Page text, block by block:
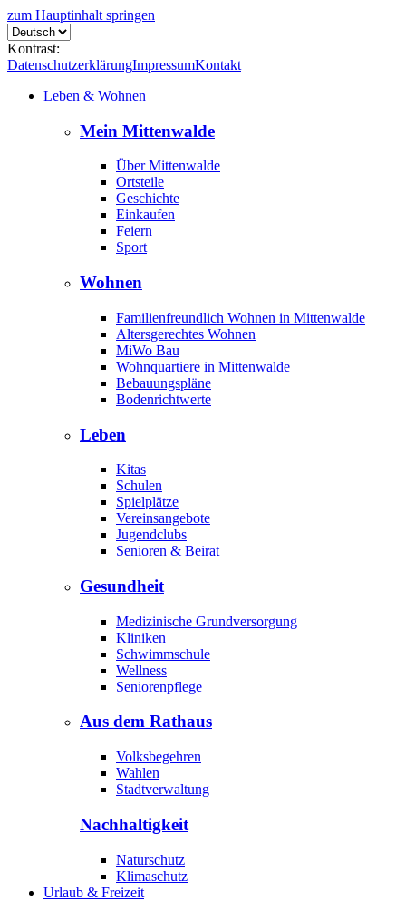
zum Hauptinhalt springen
Kontrast:
DatenschutzerklärungImpressumKontakt
Leben & Wohnen
Mein Mittenwalde
Über Mittenwalde
Ortsteile
Geschichte
Einkaufen
Feiern
Sport
Wohnen
Familienfreundlich Wohnen in Mittenwalde
Altersgerechtes Wohnen
MiWo Bau
Wohnquartiere in Mittenwalde
Bebauungspläne
Bodenrichtwerte
Leben
Kitas
Schulen
Spielplätze
Vereinsangebote
Jugendclubs
Senioren & Beirat
Gesundheit
Medizinische Grundversorgung
Kliniken
Schwimmschule
Wellness
Seniorenpflege
Aus dem Rathaus
Volksbegehren
Wahlen
Stadtverwaltung
Nachhaltigkeit
Naturschutz
Klimaschutz
Urlaub & Freizeit